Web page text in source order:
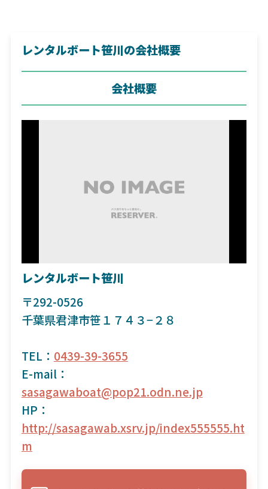
レンタルボート笹川の会社概要
会社概要
レンタルボート笹川
〒292-0526
千葉県君津市笹１７４３−２８
TEL： 0439-39-3655
E-mail：
sasagawaboat@pop21.odn.ne.jp
HP：
http://sasagawab.xsrv.jp/index555555.ht
m